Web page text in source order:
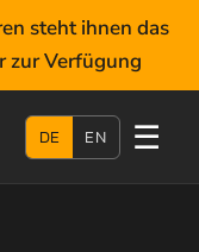
steht ihnen das
zur Verfügung
DE EN ☰